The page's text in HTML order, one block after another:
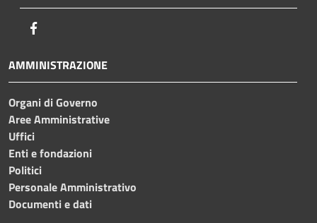
AMMINISTRAZIONE
Organi di Governo
Aree Amministrative
Uffici
Enti e fondazioni
Politici
Personale Amministrativo
Documenti e dati